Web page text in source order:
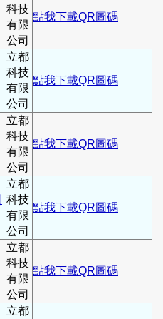
科技
有限
公司
點我下載QR圖碼
立都
科技
有限
公司
點我下載QR圖碼
立都
科技
有限
公司
點我下載QR圖碼
立都
科技
有限
公司
點我下載QR圖碼
立都
科技
有限
公司
點我下載QR圖碼
立都